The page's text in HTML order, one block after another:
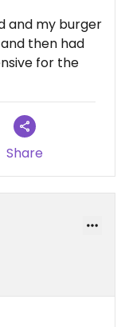
and my burger
then had
for the
Share